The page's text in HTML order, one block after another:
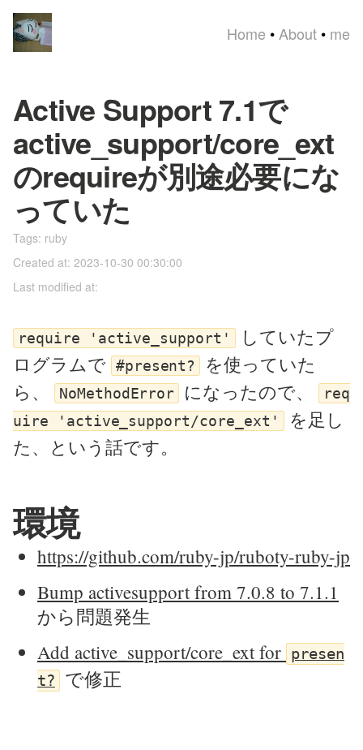
Home • About • me
Active Support 7.1で
active_support/core_ext
のrequireが別途必要にな
っていた
Tags: ruby
Created at: 2023-10-30 00:30:00
Last modified at:
require 'active_support' していたプ
ログラムで #present?
を使っていた
ら、
NoMethodError になったので、
req
uire 'active_support/core_ext' を足し
た、という話です。
環境
https://github.com/ruby-jp/ruboty-ruby-jp
Bump activesupport from 7.0.8 to 7.1.1
から問題発生
Add active_support/core_ext for presen
t?
で修正